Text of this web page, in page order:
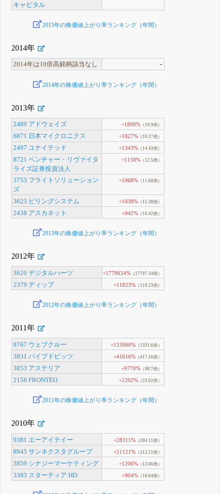
キャピタル
2015年の株価値上がり率ランキング（年間）
2014年
2014年は10倍高銘柄該当なし -
2014年の株価値上がり率ランキング（年間）
2013年
2489 アドウェイズ +1890% （19.9倍）
6871 日本マイクロニクス +1827% （19.27倍）
2497 ユナイテッド +1343% （14.43倍）
8721 ベンチャー・リヴァイタ
ライズ証券投資法人
+1150% （12.5倍）
3753 フライトソリューション
ズ
+1068% （11.68倍）
3623 ビリングシステム +1038% （11.38倍）
2438 アスカネット +942% （10.42倍）
2013年の株価値上がり率ランキング（年間）
2012年
3620 デジタルハーツ +1779634% （17797.34倍）
2379 ディップ +11823% （119.23倍）
2012年の株価値上がり率ランキング（年間）
2011年
8767 ウェブクルー +133060% （1331.6倍）
3831 パイプドビッツ +41616% （417.16倍）
3853 アステリア +9770% （98.7倍）
2158 FRONTEO +2202% （23.02倍）
2011年の株価値上がり率ランキング（年間）
2010年
9381 エーアイテイー +28311% （284.11倍）
8945 サンネクスタグループ +21121% （212.21倍）
3859 シナジーマーケティング +1206% （13.06倍）
3393 スターティア HD +904% （10.04倍）